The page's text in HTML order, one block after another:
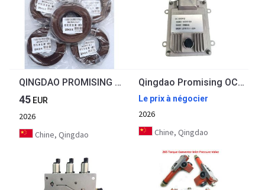
QINGDAO PROMISING Oil Seal for Chinese Wheel Loaders
45 EUR
2026
Chine, Qingdao
Qingdao Promising OCEANUS OC-800MD TCU Electronic Controller
Le prix à négocier
2026
Chine, Qingdao